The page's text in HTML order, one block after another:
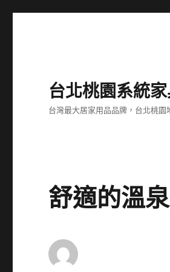
台北桃園系統
台灣最大居家用品品牌，台北桃
舒適的溫